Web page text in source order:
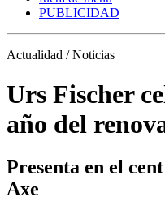
PUBLICIDAD
Actualidad / Noticias
Urs Fischer
año del
Presenta en el
Axe